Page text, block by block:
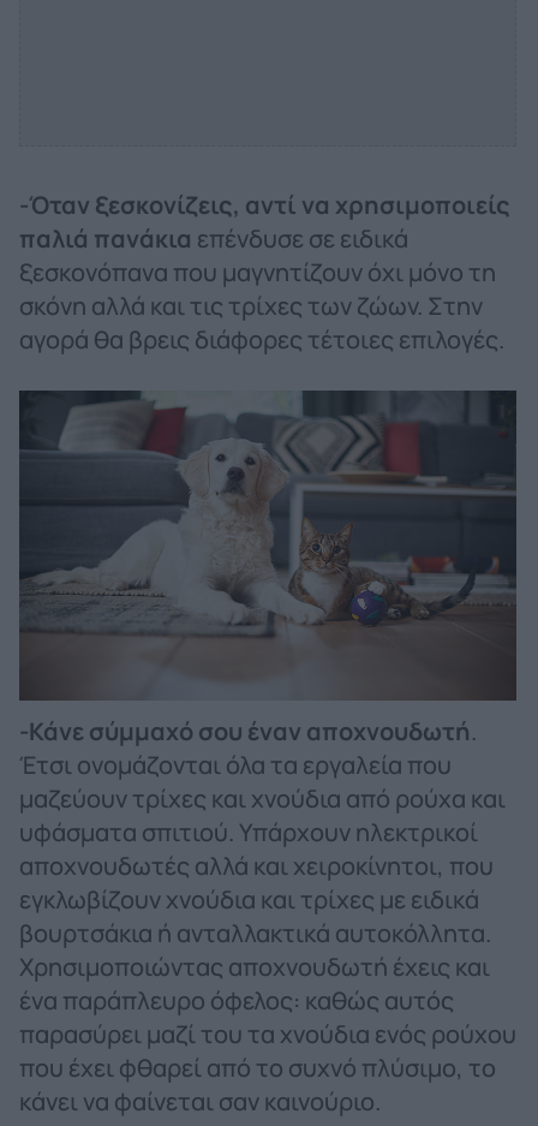
-Όταν ξεσκονίζεις, αντί να χρησιμοποιείς
παλιά πανάκια επένδυσε σε ειδικά
ξεσκονόπανα που μαγνητίζουν όχι μόνο τη
σκόνη αλλά και τις τρίχες των ζώων. Στην
αγορά θα βρεις διάφορες τέτοιες επιλογές.
-Κάνε σύμμαχό σου έναν αποχνουδωτή.
Έτσι ονομάζονται όλα τα εργαλεία που
μαζεύουν τρίχες και χνούδια από ρούχα και
υφάσματα σπιτιού. Υπάρχουν ηλεκτρικοί
αποχνουδωτές αλλά και χειροκίνητοι, που
εγκλωβίζουν χνούδια και τρίχες με ειδικά
βουρτσάκια ή ανταλλακτικά αυτοκόλλητα.
Χρησιμοποιώντας αποχνουδωτή έχεις και
ένα παράπλευρο όφελος: καθώς αυτός
παρασύρει μαζί του τα χνούδια ενός ρούχου
που έχει φθαρεί από το συχνό πλύσιμο, το
κάνει να φαίνεται σαν καινούριο.